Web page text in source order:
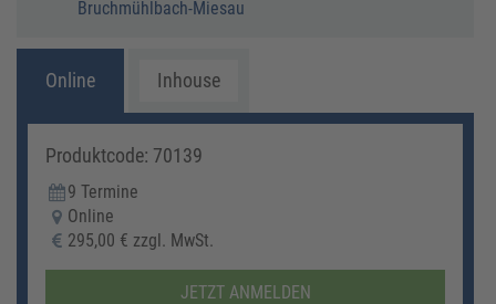
Bruchmühlbach-Miesau
Online Inhouse
Produktcode: 70139
9 Termine
Online
295,00 € zzgl. MwSt.
JETZT ANMELDEN